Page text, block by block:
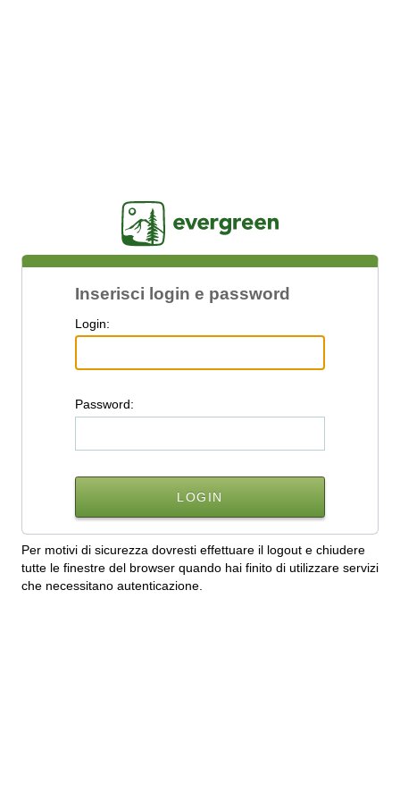
Inserisci login e password
L ogin:
Password:
Per motivi di sicurezza dovresti effettuare il logout e chiudere
tutte le finestre del browser quando hai finito di utilizzare servizi
che necessitano autenticazione.